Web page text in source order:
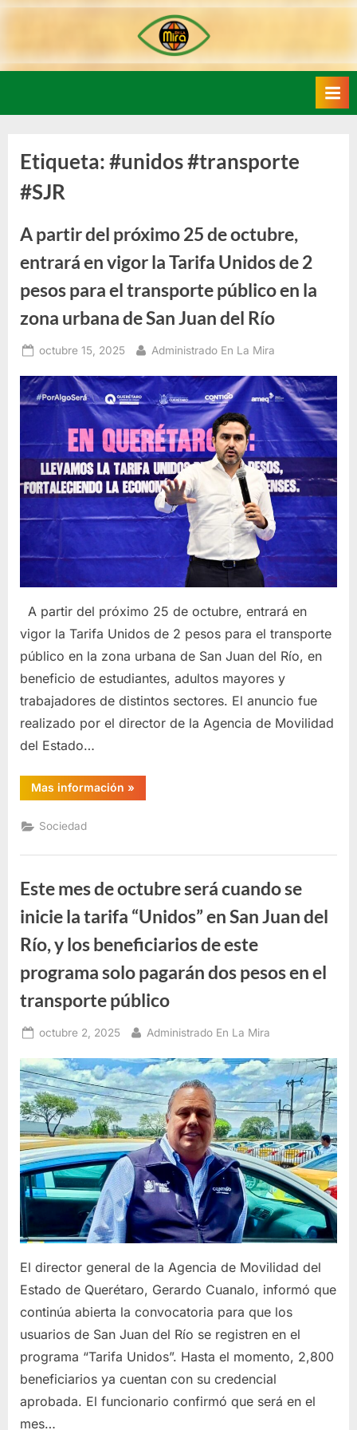
Skip
content
Etiqueta:#unidos #transporte
#SJR
A partir del próximo 25 de octubre,
entrará en vigor la Tarifa Unidos de 2
pesos para el transporte público en la
zona urbana de San Juan del Río
Posted
octubre 15, 2025 By
Administrado En La Mira
A partir del próximo 25 de octubre, entrará en
vigor la Tarifa Unidos de 2 pesos para el transporte
público en la zona urbana de San Juan del Río, en
beneficio de estudiantes, adultos mayores y
trabajadores de distintos sectores. El anuncio fue
realizado por el director de la Agencia de Movilidad
del Estado…
Mas información “A
partir
octubre,
vigor
la
Tarifa
Unidos
2
pesos
para
el
público
en
zona
de
San
Juan
del
Río”
»
Sociedad
Este mes de octubre será cuando se
inicie la tarifa “Unidos” en San Juan del
Río, y los beneficiarios de este
programa solo pagarán dos pesos en el
transporte público
Posted
octubre 2, 2025 By
Administrado En La Mira
El director general de la Agencia de Movilidad del
Estado de Querétaro, Gerardo Cuanalo, informó que
continúa abierta la convocatoria para que los
usuarios de San Juan del Río se registren en el
programa “Tarifa Unidos”. Hasta el momento, 2,800
beneficiarios ya cuentan con su credencial
aprobada. El funcionario confirmó que será en el
mes…